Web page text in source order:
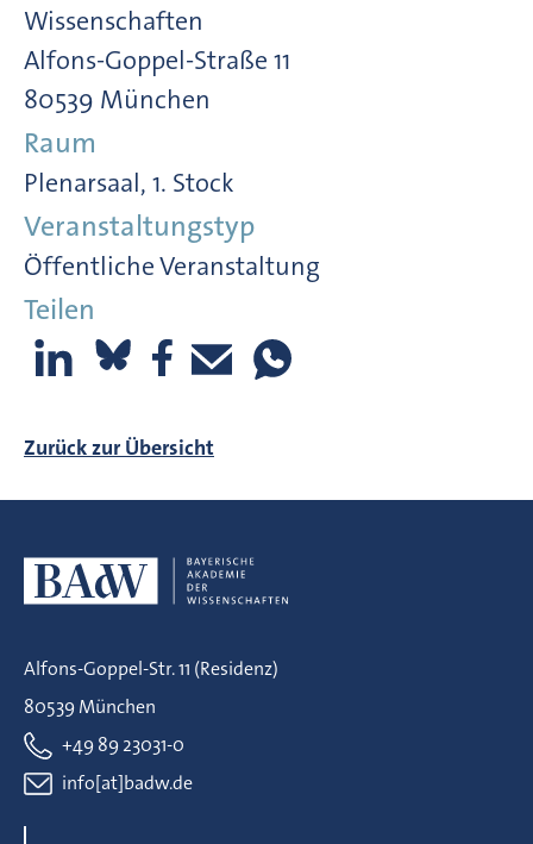
Wissenschaften
Alfons-Goppel-Straße 11
80539 München
Raum
Plenarsaal, 1. Stock
Veranstaltungstyp
Öffentliche Veranstaltung
Teilen
Zurück zur Übersicht
Alfons-Goppel-Str. 11 (Residenz)
80539 München
+49 89 23031-0
info[at]badw.de